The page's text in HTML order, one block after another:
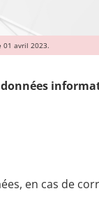
01 avril 2023.
en cas de